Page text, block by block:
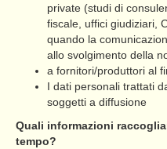
private (studi di
fiscale, uffici giudiziari,
quando la
allo svolgimento della
a fornitori/produttori al
I dati personali trattati
soggetti a diffusione
Quali informazioni
tempo?